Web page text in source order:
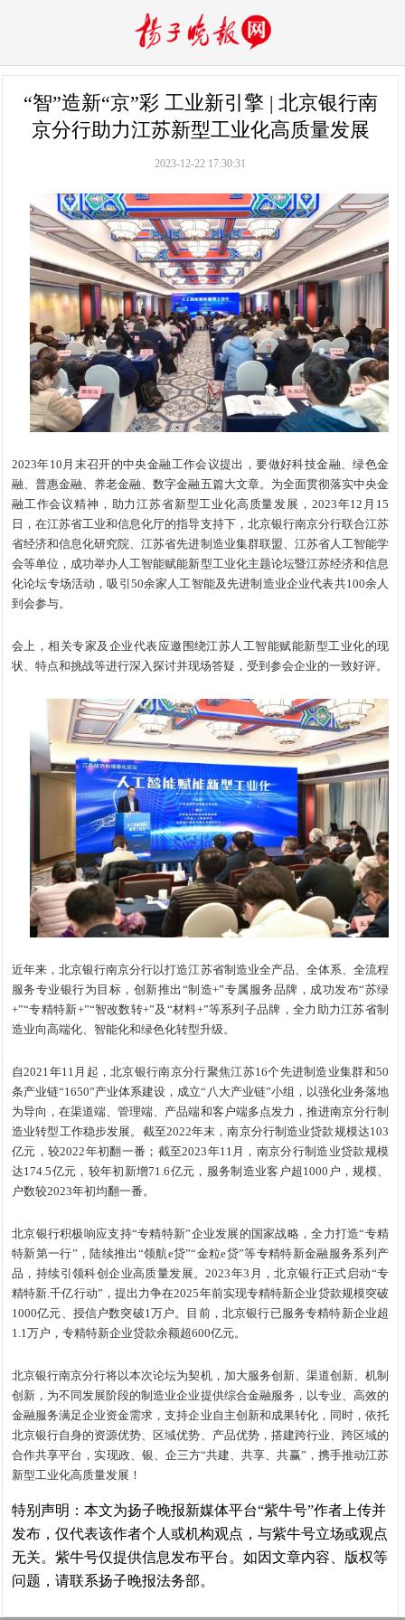
“智”造新“京”彩 工业新引擎 | 北京银行南
京分行助力江苏新型工业化高质量发展
2023-12-22 17:30:31
2023年10月末召开的中央金融工作会议提出，要做好科技金融、绿色金
融、普惠金融、养老金融、数字金融五篇大文章。为全面贯彻落实中央金
融工作会议精神，助力江苏省新型工业化高质量发展，2023年12月15
日，在江苏省工业和信息化厅的指导支持下，北京银行南京分行联合江苏
省经济和信息化研究院、江苏省先进制造业集群联盟、江苏省人工智能学
会等单位，成功举办人工智能赋能新型工业化主题论坛暨江苏经济和信息
化论坛专场活动，吸引50余家人工智能及先进制造业企业代表共100余人
到会参与。
会上，相关专家及企业代表应邀围绕江苏人工智能赋能新型工业化的现
状、特点和挑战等进行深入探讨并现场答疑，受到参会企业的一致好评。
近年来，北京银行南京分行以打造江苏省制造业全产品、全体系、全流程
服务专业银行为目标，创新推出“制造+”专属服务品牌，成功发布“苏绿
+”“专精特新+”“智改数转+”及“材料+”等系列子品牌，全力助力江苏省制
造业向高端化、智能化和绿色化转型升级。
自2021年11月起，北京银行南京分行聚焦江苏16个先进制造业集群和50
条产业链“1650”产业体系建设，成立“八大产业链”小组，以强化业务落地
为导向，在渠道端、管理端、产品端和客户端多点发力，推进南京分行制
造业转型工作稳步发展。截至2022年末，南京分行制造业贷款规模达103
亿元，较2022年初翻一番；截至2023年11月，南京分行制造业贷款规模
达174.5亿元，较年初新增71.6亿元，服务制造业客户超1000户，规模、
户数较2023年初均翻一番。
北京银行积极响应支持“专精特新”企业发展的国家战略，全力打造“专精
特新第一行”，陆续推出“领航e贷”“金粒e贷”等专精特新金融服务系列产
品，持续引领科创企业高质量发展。2023年3月，北京银行正式启动“专
精特新.千亿行动”，提出力争在2025年前实现专精特新企业贷款规模突破
1000亿元、授信户数突破1万户。目前，北京银行已服务专精特新企业超
1.1万户，专精特新企业贷款余额超600亿元。
北京银行南京分行将以本次论坛为契机，加大服务创新、渠道创新、机制
创新，为不同发展阶段的制造业企业提供综合金融服务，以专业、高效的
金融服务满足企业资金需求，支持企业自主创新和成果转化，同时，依托
北京银行自身的资源优势、区域优势、产品优势，搭建跨行业、跨区域的
合作共享平台，实现政、银、企三方“共建、共享、共赢”，携手推动江苏
新型工业化高质量发展！
特别声明：本文为扬子晚报新媒体平台“紫牛号”作者上传并
发布，仅代表该作者个人或机构观点，与紫牛号立场或观点
无关。紫牛号仅提供信息发布平台。如因文章内容、版权等
问题，请联系扬子晚报法务部。